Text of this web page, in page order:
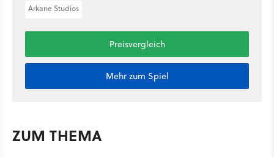
Arkane Studios
Preisvergleich
Mehr zum Spiel
ZUM THEMA